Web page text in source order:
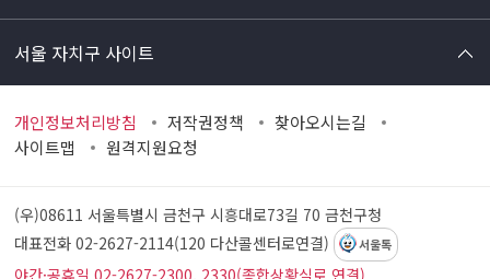
서울 자치구 사이트
개인정보처리방침 저작권정책
찾아오시는길
사이트맵
원격지원요청
(우)08611 서울특별시 금천구 시흥대로73길 70금천구청
대표전화 02-2627-2114(120 다산콜센터로연결)
서울톡
야간·공휴일 02-2627-2300, 2330(종합상황실로 연결)